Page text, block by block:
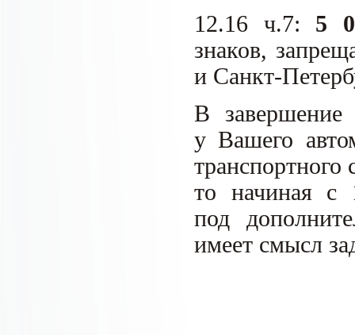
12.16 ч.7: 5
знаков,
и Санкт-
В
у Вашего
транспортного
то начиная с
под
имеет смысл